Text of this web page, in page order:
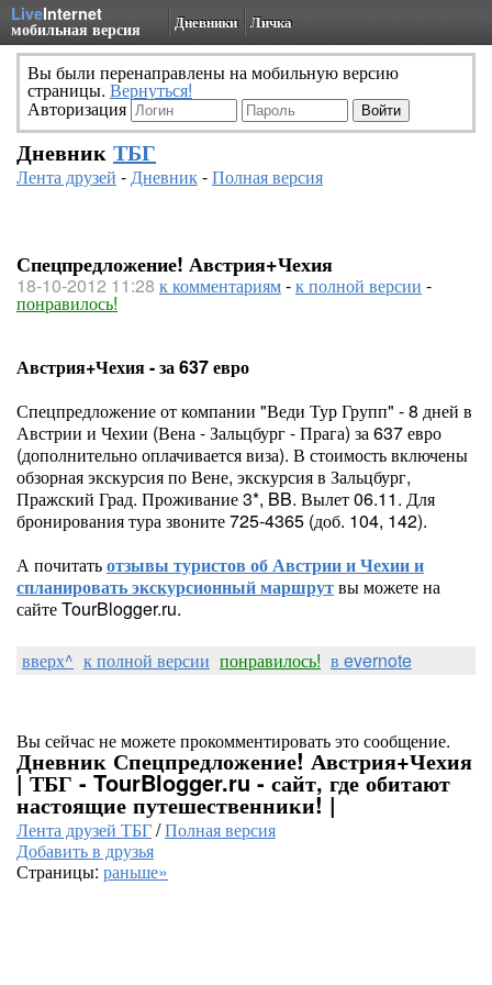
LiveInternet
мобильная версия Дневники Личка
Вы были перенаправлены на мобильную версию
страницы. Вернуться!
Авторизация
Дневник ТБГ
Лента друзей -Дневник-Полная версия
Спецпредложение! Австрия+Чехия
18-10-2012 11:28 к комментариям-к полной версии -
понравилось!
Австрия+Чехия - за 637 евро
Спецпредложение от компании "Веди Тур Групп" - 8 дней в
Австрии и Чехии (Вена - Зальцбург - Прага) за 637 евро
(дополнительно оплачивается виза). В стоимость включены
обзорная экскурсия по Вене, экскурсия в Зальцбург,
Пражский Град. Проживание 3*, BB. Вылет 06.11. Для
бронирования тура звоните 725-4365 (доб. 104, 142).
А почитатьотзывы туристов об Австрии и Чехии и
спланировать экскурсионный маршрутвы можете на
сайте TourBlogger.ru.
вверх^ к полной версии понравилось! в evernote
Вы сейчас не можете прокомментировать это сообщение.
Дневник Спецпредложение! Австрия+Чехия
| ТБГ - TourBlogger.ru - сайт, где обитают
настоящие путешественники! |
Лента друзей ТБГ/Полная версия
Добавить в друзья
Страницы: раньше»